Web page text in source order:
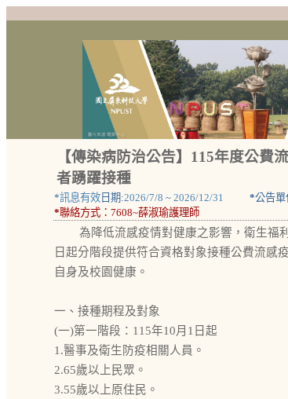
【傳染病防治公告】115年度公費
者踴躍接種
*訊息有效日期:2026/7/8 ~ 2026/12/31 *公告單
*聯絡方式： 7608~薛淑瑜護理師
為降低流感疫情對健康之影響，衛生福
日起分階段提供符合資格對象接種公費流感
自身及校園健康。
一、接種期程及對象
(一)第一階段：115年10月1日起
1.醫事及衛生防疫相關人員。
2.65歲以上民眾。
3.55歲以上原住民。